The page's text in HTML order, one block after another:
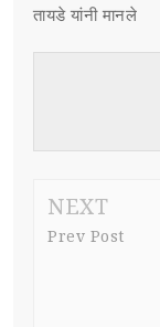
तायडे यांनी मानले
NEXT
Prev Post